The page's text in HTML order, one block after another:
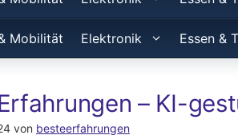
Mobilität Elektronik Essen &
– KI-
von besteerfahrungen